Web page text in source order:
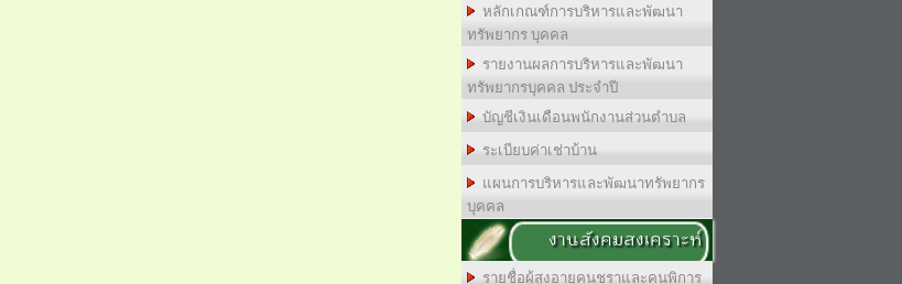
หลักเกณฑ์การบริหารและพัฒนา
ทรัพยากร บุคคล
รายงานผลการบริหารและพัฒนา
ทรัพยากรบุคคล ประจำปี
บัญชีเงินเดือนพนักงานส่วนตำบล
ระเบียบค่าเช่าบ้าน
แผนการบริหารและพัฒนาทรัพยากร
บุคคล
งานสังคมสงเคราะห์
รายชื่อผู้สูงอายุคนชราและคนพิการ